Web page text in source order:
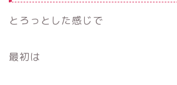
とろっとした感じで
最初は